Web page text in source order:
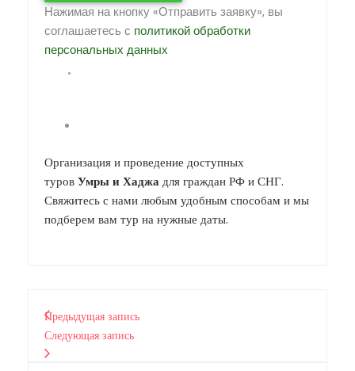
Нажимая на кнопку «Отправить заявку», вы
соглашаетесь с политикой обработки
персональных данных
Организация и проведение доступных
туров Умры и Хаджадля граждан РФ и СНГ.
Свяжитесь с нами любым удобным способам и мы
подберем вам тур на нужные даты.
Предыдущая запись
Следующая запись